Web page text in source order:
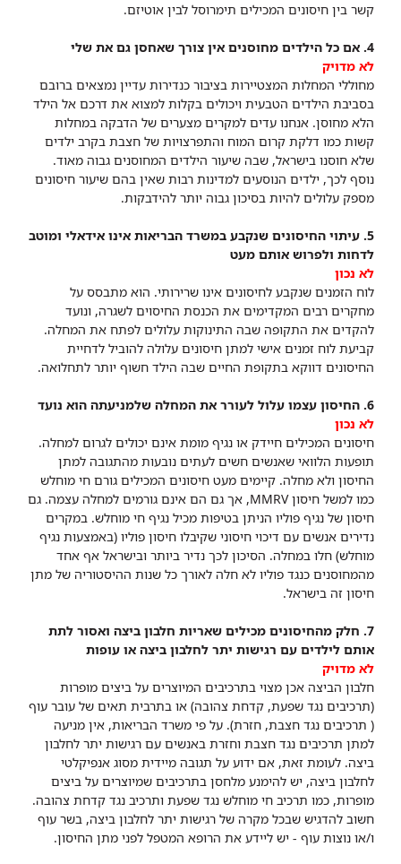
קשר בין חיסונים המכילים תימרוסל לבין אוטיזם.
4. אם כל הילדים מחוסנים אין צורך שאחסן גם את שלי
לא מדויק
מחוללי המחלות המצטיירות בציבור כנדירות עדיין נמצאים ברובם
בסביבת הילדים הטבעית ויכולים בקלות למצוא את דרכם אל הילד
הלא מחוסן. אנחנו עדים למקרים מצערים של הדבקה במחלות
קשות כמו דלקת קרום המוח והתפרצויות של חצבת בקרב ילדים
שלא חוסנו בישראל, שבה שיעור הילדים המחוסנים גבוה מאוד.
נוסף לכך, ילדים הנוסעים למדינות רבות שאין בהם שיעור חיסונים
מספק עלולים להיות בסיכון גבוה יותר להידבקות.
5. עיתוי החיסונים שנקבע במשרד הבריאות אינו אידאלי ומוטב
לדחות ולפרוש אותם מעט
לא נכון
לוח הזמנים שנקבע לחיסונים אינו שרירותי. הוא מתבסס על
מחקרים רבים המקדימים את הכנסת החיסוים לשגרה, ונועד
להקדים את התקופה שבה התינוקות עלולים לפתח את המחלה.
קביעת לוח זמנים אישי למתן חיסונים עלולה להוביל לדחיית
החיסונים דווקא בתקופת החיים שבה הילד חשוף יותר לתחלואה.
6. החיסון עצמו עלול לעורר את המחלה שלמניעתה הוא נועד
לא נכון
חיסונים המכילים חיידק או נגיף מומת אינם יכולים לגרום למחלה.
תופעות הלוואי שאנשים חשים לעתים נובעות מהתגובה למתן
החיסון ולא מחלה. קיימים מעט חיסונים המכילים גורם חי מוחלש
כמו למשל חיסון MMRV, אך גם הם אינם גורמים למחלה עצמה. גם
חיסון של נגיף פוליו הניתן בטיפות מכיל נגיף חי מוחלש. במקרים
נדירים אנשים עם דיכוי חיסוני שקיבלו חיסון פוליו (באמצעות נגיף
מוחלש) חלו במחלה. הסיכון לכך נדיר ביותר ובישראל אף אחד
מהמחוסנים כנגד פוליו לא חלה לאורך כל שנות ההיסטוריה של מתן
חיסון זה בישראל.
7. חלק מהחיסונים מכילים שאריות חלבון ביצה ואסור לתת
אותם לילדים עם רגישות יתר לחלבון ביצה או עופות
לא מדויק
חלבון הביצה אכן מצוי בתרכיבים המיוצרים על ביצים מופרות
(תרכיבים נגד שפעת, קדחת צהובה) או בתרבית תאים של עובר עוף
( תרכיבים נגד חצבת, חזרת). על פי משרד הבריאות, אין מניעה
למתן תרכיבים נגד חצבת וחזרת באנשים עם רגישות יתר לחלבון
ביצה. לעומת זאת, אם ידוע על תגובה מיידית מסוג אנפיקלטי
לחלבון ביצה, יש להימנע מלחסן בתרכיבים שמיוצרים על ביצים
מופרות, כמו תרכיב חי מוחלש נגד שפעת ותרכיב נגד קדחת צהובה.
חשוב להדגיש שבכל מקרה של רגישות יתר לחלבון ביצה, בשר עוף
ו/או נוצות עוף - יש ליידע את הרופא המטפל לפני מתן החיסון.